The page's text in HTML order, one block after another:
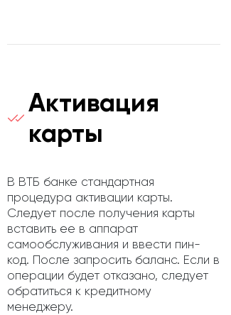
Активация
карты
В ВТБ банке стандартная
процедура активации карты.
Следует после получения карты
вставить ее в аппарат
самообслуживания и ввести пин-
код. После запросить баланс. Если в
операции будет отказано, следует
обратиться к кредитному
менеджеру.